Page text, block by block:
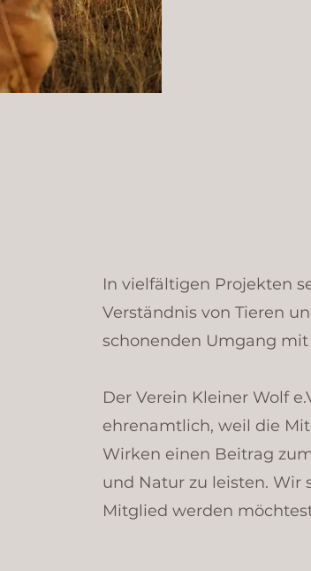
In vielfältigen Projekten
Verständnis von Tieren
schonenden Umgang
Der Verein Kleiner Wolf
ehrenamtlich, weil die
Wirken einen Beitrag
und Natur zu leisten. Wir
Mitglied werden